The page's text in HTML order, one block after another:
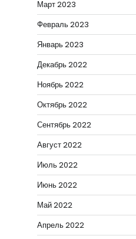
Март 2023
Февраль 2023
Январь 2023
Декабрь 2022
Ноябрь 2022
Октябрь 2022
Сентябрь 2022
Август 2022
Июль 2022
Июнь 2022
Май 2022
Апрель 2022